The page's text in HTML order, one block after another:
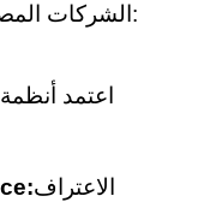
الشركات المصنعة التي تتبع استراتيجيات مدروسة:
اعتمد
الاعتراف